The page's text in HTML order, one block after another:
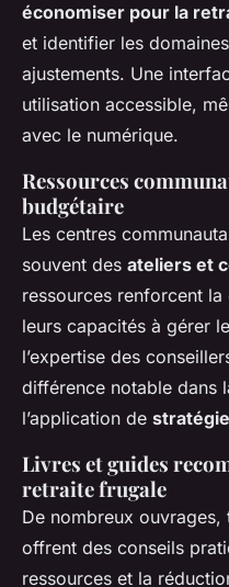
économiser pour la
et identifier les
ajustements. Une
utilisation accessible,
avec le numérique.
Ressources
budgétaire
Les centres
souvent des ateliers et
ressources renforcent
leurs capacités à gérer
l’expertise des
différence notable dans
l’application de
Livres et guides
retraite frugale
De nombreux ouvrages,
offrent des conseils
ressources et la